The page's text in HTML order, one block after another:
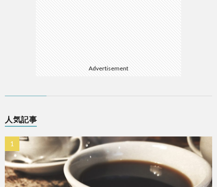
Advertisement
人気記事